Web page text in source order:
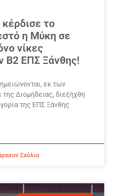
το
η Μύκη σε
νίκες
Β2 ΕΠΣ Ξάνθης!
εκ των
της Διομήδειας, διεξήχθη
της ΕΠΣ Ξάνθης
Σχόλια